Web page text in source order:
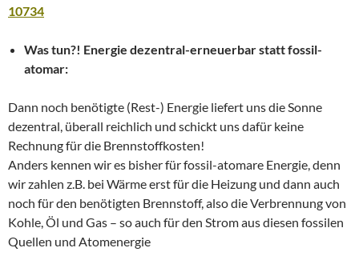
10734
Was tun?! Energie dezentral-erneuerbar statt fossil-
atomar:
Dann noch benötigte (Rest-) Energie liefert uns die Sonne
dezentral, überall reichlich und schickt uns dafür keine
Rechnung für die Brennstoffkosten!
Anders kennen wir es bisher für fossil-atomare Energie, denn
wir zahlen z.B. bei Wärme erst für die Heizung und dann auch
noch für den benötigten Brennstoff, also die Verbrennung von
Kohle, Öl und Gas – so auch für den Strom aus diesen fossilen
Quellen und Atomenergie